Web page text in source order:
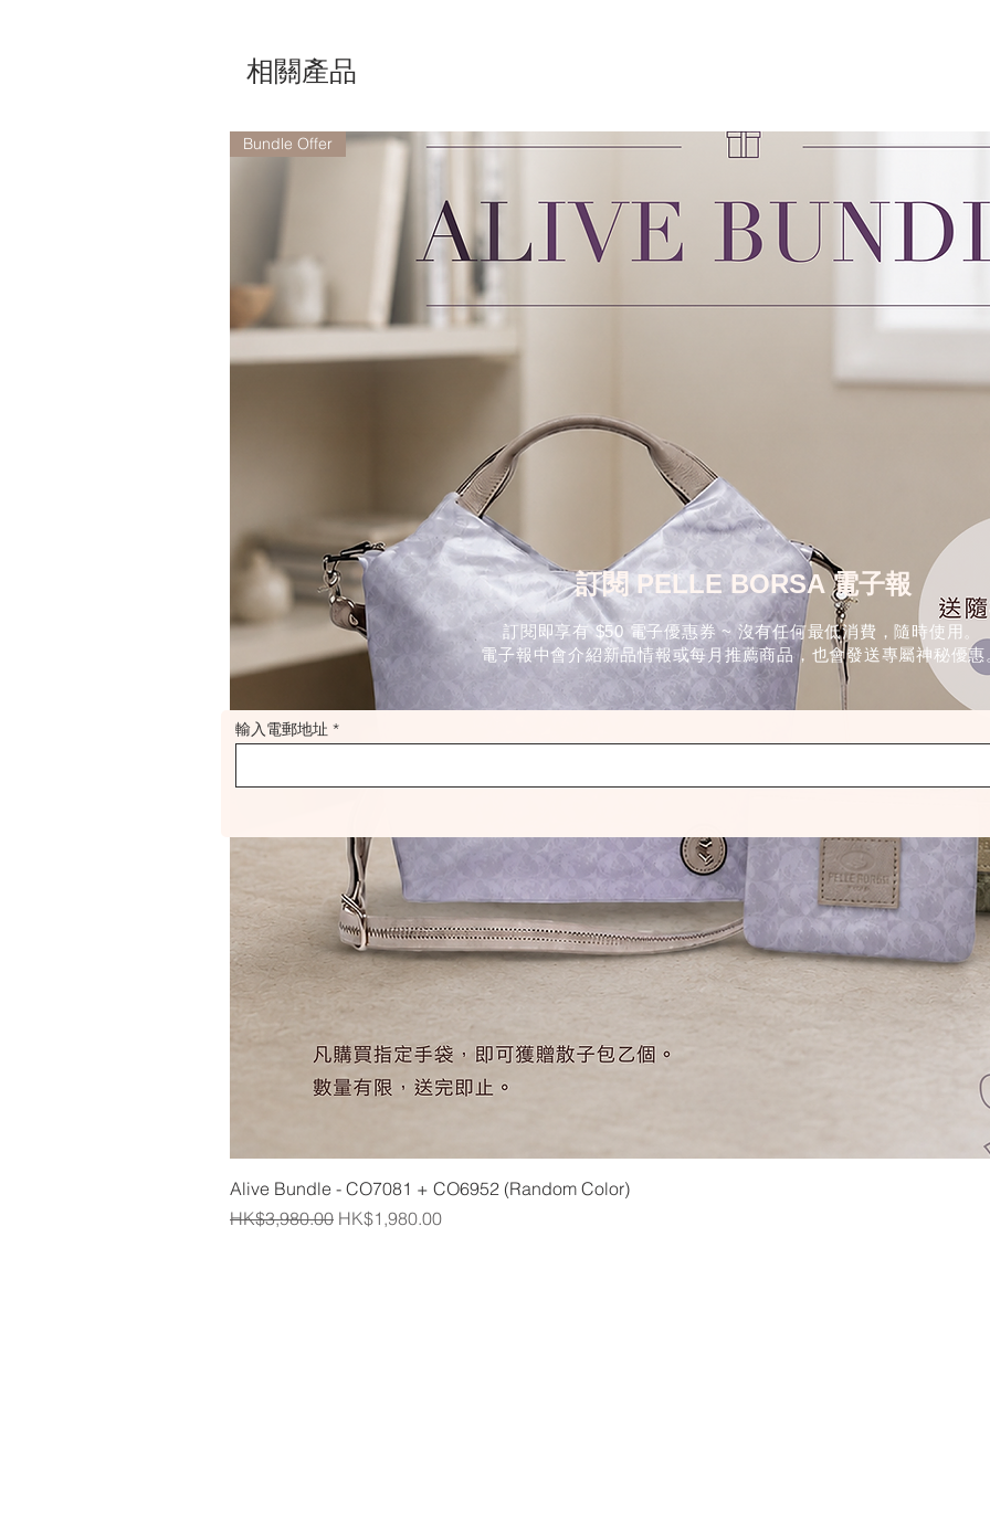
相關產品
Bundle Offer
Alive Bundle - CO7081 + CO6952 (Random Color)
一般價格
HK$3,980.00 促銷價格
HK$1,980.00
訂閱 PELLE BORSA 電子報
訂閱即享有 $50 電子優惠券 ~ 沒有任何最低消費，隨時使用。
電子報中會介紹新品情報或每月推薦商品，也會發送專屬神秘優惠
輸入電郵地址